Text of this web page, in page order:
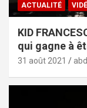
ACTUALITÉ
KID
qui gagne à
31 août 2021